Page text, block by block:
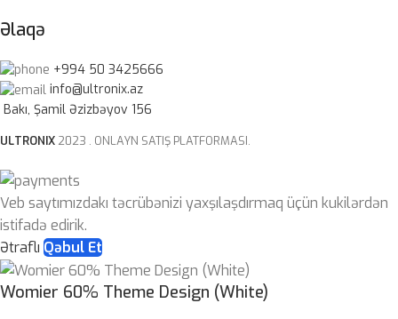
Əlaqə
+994 50 3425666
info@ultronix.az
Bakı, Şamil Əzizbəyov 156
ULTRONIX 2023 . ONLAYN SATIŞ PLATFORMASI.
Veb saytımızdakı təcrübənizi yaxşılaşdırmaq üçün kukilərdən
istifadə edirik.
Ətraflı Qəbul Et
Womier 60% Theme Design (White)